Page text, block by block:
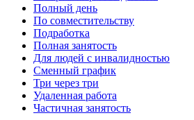
Полный день
По совместительству
Подработка
Полная занятость
Для людей с инвалидностью
Сменный график
Три через три
Удаленная работа
Частичная занятость